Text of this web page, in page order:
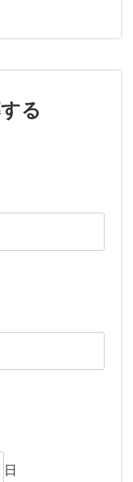
る
日